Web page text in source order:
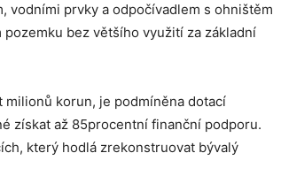
vodními prvky a odpočívadlem s ohništěm
bez většího využití za základní
milionů korun, je podmíněna dotací
získat až 85procentní finanční podporu.
který hodlá zrekonstruovat bývalý